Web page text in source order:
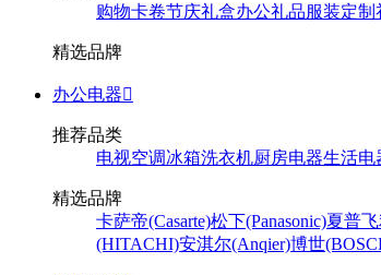
购物卡卷节庆礼盒办公礼品服装定制
精选品牌
办公电器
推荐品类
电视空调冰箱洗衣机厨房电器生活电
精选品牌
卡萨帝(Casarte)松下(Panasonic)夏普
(HITACHI)安淇尔(Anqier)博世